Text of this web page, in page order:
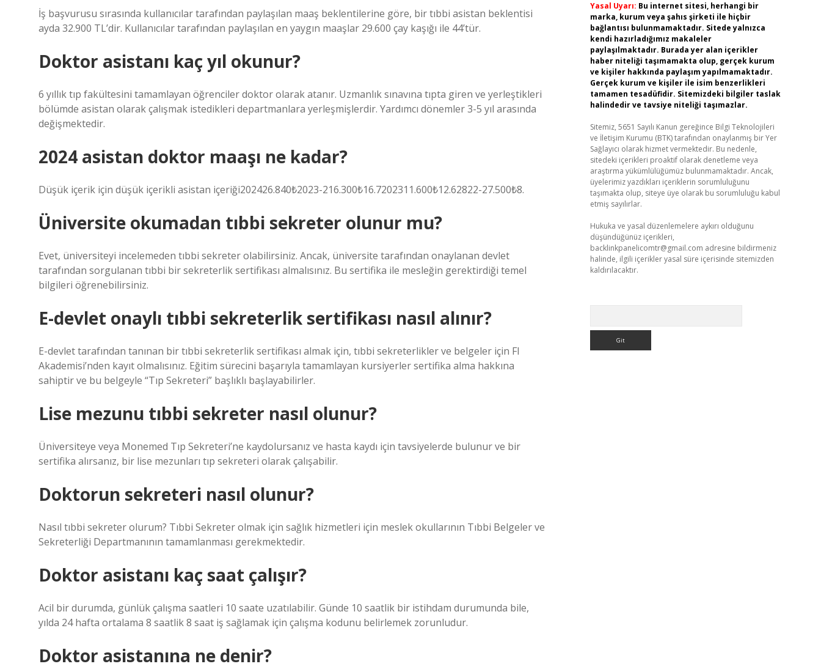
İş başvurusu sırasında kullanıcılar tarafından paylaşılan maaş beklentilerine göre, bir tıbbi asistan beklentisi
ayda 32.900 TL’dir. Kullanıcılar tarafından paylaşılan en yaygın maaşlar 29.600 çay kaşığı ile 44’tür.
Doktor asistanı kaç yıl okunur?
6 yıllık tıp fakültesini tamamlayan öğrenciler doktor olarak atanır. Uzmanlık sınavına tıpta giren ve yerleştikleri
bölümde asistan olarak çalışmak istedikleri departmanlara yerleşmişlerdir. Yardımcı dönemler 3-5 yıl arasında
değişmektedir.
2024 asistan doktor maaşı ne kadar?
Düşük içerik için düşük içerikli asistan içeriği202426.840₺2023-216.300₺16.7202311.600₺12.62822-27.500₺8.
Üniversite okumadan tıbbi sekreter olunur mu?
Evet, üniversiteyi incelemeden tıbbi sekreter olabilirsiniz. Ancak, üniversite tarafından onaylanan devlet
tarafından sorgulanan tıbbi bir sekreterlik sertifikası almalısınız. Bu sertifika ile mesleğin gerektirdiği temel
bilgileri öğrenebilirsiniz.
E-devlet onaylı tıbbi sekreterlik sertifikası nasıl alınır?
E-devlet tarafından tanınan bir tıbbi sekreterlik sertifikası almak için, tıbbi sekreterlikler ve belgeler için FI
Akademisi’nden kayıt olmalısınız. Eğitim sürecini başarıyla tamamlayan kursiyerler sertifika alma hakkına
sahiptir ve bu belgeyle “Tıp Sekreteri” başlıklı başlayabilirler.
Lise mezunu tıbbi sekreter nasıl olunur?
Üniversiteye veya Monemed Tıp Sekreteri’ne kaydolursanız ve hasta kaydı için tavsiyelerde bulunur ve bir
sertifika alırsanız, bir lise mezunları tıp sekreteri olarak çalışabilir.
Doktorun sekreteri nasıl olunur?
Nasıl tıbbi sekreter olurum? Tıbbi Sekreter olmak için sağlık hizmetleri için meslek okullarının Tıbbi Belgeler ve
Sekreterliği Departmanının tamamlanması gerekmektedir.
Doktor asistanı kaç saat çalışır?
Acil bir durumda, günlük çalışma saatleri 10 saate uzatılabilir. Günde 10 saatlik bir istihdam durumunda bile,
yılda 24 hafta ortalama 8 saatlik 8 saat iş sağlamak için çalışma kodunu belirlemek zorunludur.
Doktor asistanına ne denir?
Yasal Uyarı: Bu internet sitesi, herhangi bir
marka, kurum veya şahıs şirketi ile hiçbir
bağlantısı bulunmamaktadır. Sitede yalnızca
kendi hazırladığımız makaleler
paylaşılmaktadır. Burada yer alan içerikler
haber niteliği taşımamakta olup, gerçek kurum
ve kişiler hakkında paylaşım yapılmamaktadır.
Gerçek kurum ve kişiler ile isim benzerlikleri
tamamen tesadüfidir. Sitemizdeki bilgiler taslak
halindedir ve tavsiye niteliği taşımazlar.
Sitemiz, 5651 Sayılı Kanun gereğince Bilgi Teknolojileri
ve İletişim Kurumu (BTK) tarafından onaylanmış bir Yer
Sağlayıcı olarak hizmet vermektedir. Bu nedenle,
sitedeki içerikleri proaktif olarak denetleme veya
araştırma yükümlülüğümüz bulunmamaktadır. Ancak,
üyelerimiz yazdıkları içeriklerin sorumluluğunu
taşımakta olup, siteye üye olarak bu sorumluluğu kabul
etmiş sayılırlar.
Hukuka ve yasal düzenlemelere aykırı olduğunu
düşündüğünüz içerikleri,
backlinkpanelicomtr@gmail.com adresine bildirmeniz
halinde, ilgili içerikler yasal süre içerisinde sitemizden
kaldırılacaktır.